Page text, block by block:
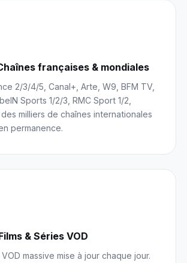
françaises & mondiales
2/3/4/5, Canal+, Arte, W9, BFM TV,
Sports 1/2/3, RMC Sport 1/2,
milliers de chaînes internationales
permanence.
& Séries VOD
massive mise à jour chaque jour.